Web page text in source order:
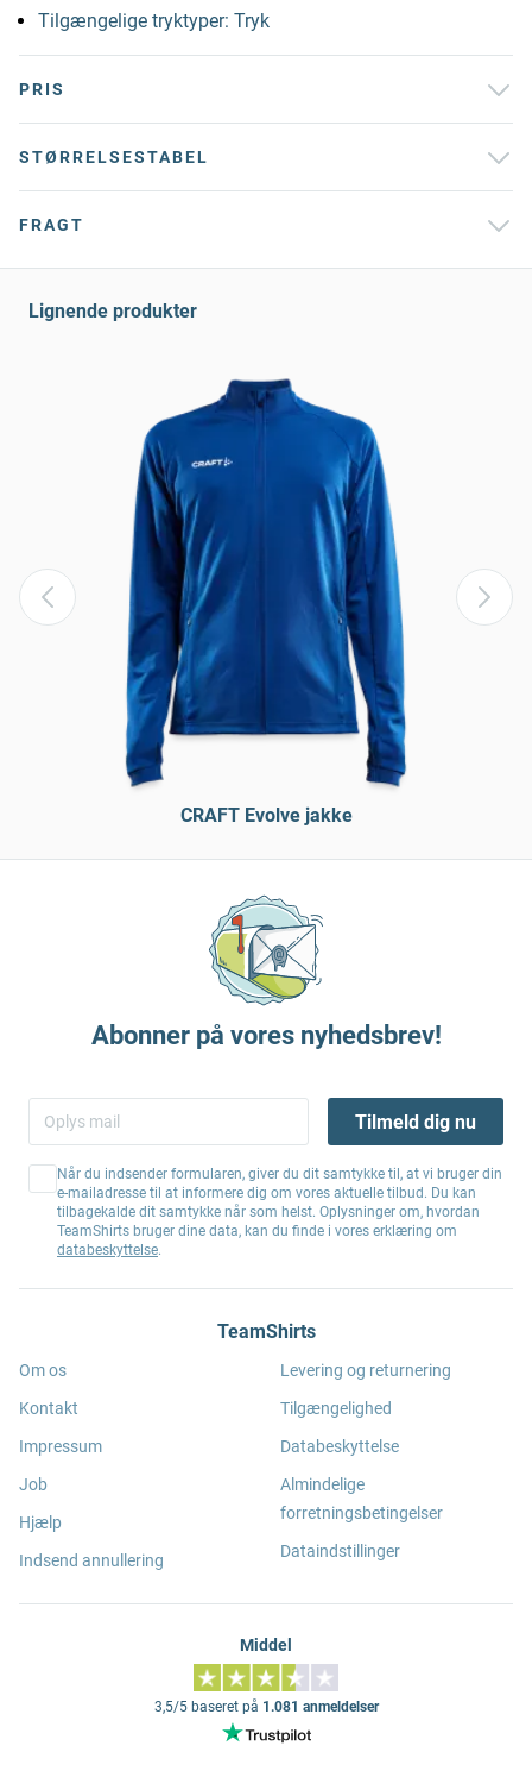
Tilgængelige tryktyper: Tryk
PRIS
STØRRELSESTABEL
FRAGT
Lignende produkter
CRAFT Evolve jakke
Abonner på vores nyhedsbrev!
Tilmeld dig nu
Når du indsender formularen, giver du dit samtykke til, at vi bruger din
e-mailadresse til at informere dig om vores aktuelle tilbud. Du kan
tilbagekalde dit samtykke når som helst. Oplysninger om, hvordan
TeamShirts bruger dine data, kan du finde i vores erklæring om
databeskyttelse.
TeamShirts
Om os
Kontakt
Impressum
Job
Hjælp
Indsend annullering
Levering og returnering
Tilgængelighed
Databeskyttelse
Almindelige
forretningsbetingelser
Dataindstillinger
Middel
3,5/5 baseret på 1.081 anmeldelser